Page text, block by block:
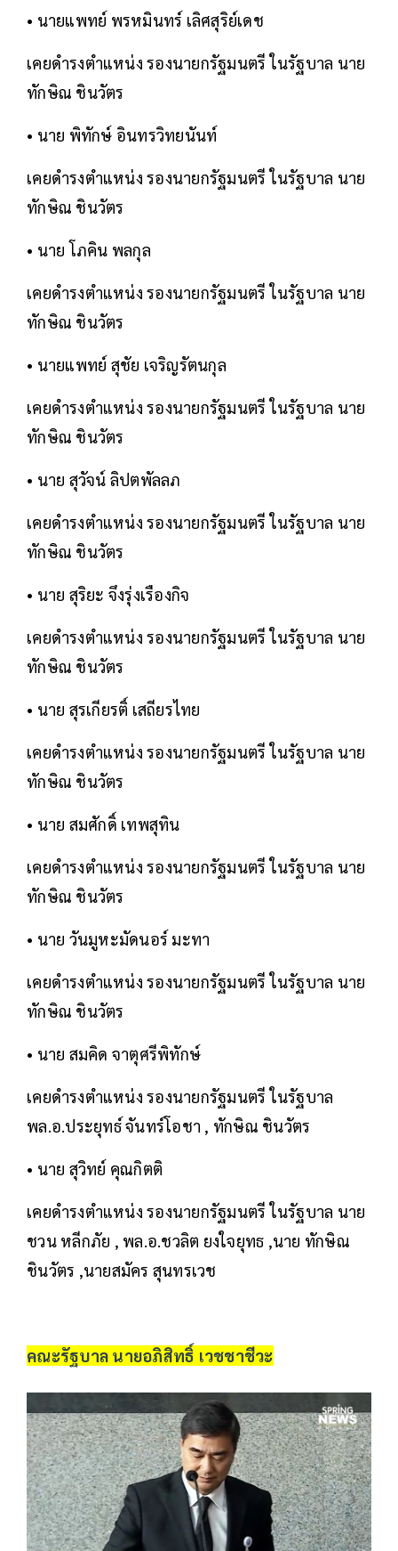
• นายแพทย์ พรหมินทร์ เลิศสุริย์เดช
เคยดำรงตำแหน่ง รองนายกรัฐมนตรี ในรัฐบาล นาย
ทักษิณ ชินวัตร
• นาย พิทักษ์ อินทรวิทยนันท์
เคยดำรงตำแหน่ง รองนายกรัฐมนตรี ในรัฐบาล นาย
ทักษิณ ชินวัตร
• นาย โภคิน พลกุล
เคยดำรงตำแหน่ง รองนายกรัฐมนตรี ในรัฐบาล นาย
ทักษิณ ชินวัตร
• นายแพทย์ สุชัย เจริญรัตนกุล
เคยดำรงตำแหน่ง รองนายกรัฐมนตรี ในรัฐบาล นาย
ทักษิณ ชินวัตร
• นาย สุวัจน์ ลิปตพัลลภ
เคยดำรงตำแหน่ง รองนายกรัฐมนตรี ในรัฐบาล นาย
ทักษิณ ชินวัตร
• นาย สุริยะ จึงรุ่งเรืองกิจ
เคยดำรงตำแหน่ง รองนายกรัฐมนตรี ในรัฐบาล นาย
ทักษิณ ชินวัตร
• นาย สุรเกียรติ์ เสถียรไทย
เคยดำรงตำแหน่ง รองนายกรัฐมนตรี ในรัฐบาล นาย
ทักษิณ ชินวัตร
• นาย สมศักดิ์ เทพสุทิน
เคยดำรงตำแหน่ง รองนายกรัฐมนตรี ในรัฐบาล นาย
ทักษิณ ชินวัตร
• นาย วันมูหะมัดนอร์ มะทา
เคยดำรงตำแหน่ง รองนายกรัฐมนตรี ในรัฐบาล นาย
ทักษิณ ชินวัตร
• นาย สมคิด จาตุศรีพิทักษ์
เคยดำรงตำแหน่ง รองนายกรัฐมนตรี ในรัฐบาล
พล.อ.ประยุทธ์ จันทร์โอชา , ทักษิณ ชินวัตร
• นาย สุวิทย์ คุณกิตติ
เคยดำรงตำแหน่ง รองนายกรัฐมนตรี ในรัฐบาล นาย
ชวน หลีกภัย , พล.อ.ชวลิต ยงใจยุทธ ,นาย ทักษิณ
ชินวัตร ,นายสมัคร สุนทรเวช
คณะรัฐบาล นายอภิสิทธิ์ เวชชาชีวะ